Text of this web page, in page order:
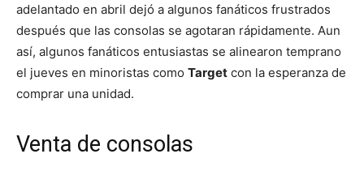
adelantado en abril dejó a algunos fanáticos frustrados
después que las consolas se agotaran rápidamente. Aun
así, algunos fanáticos entusiastas se alinearon temprano
el jueves en minoristas como Target con la esperanza de
comprar una unidad.
Venta de consolas